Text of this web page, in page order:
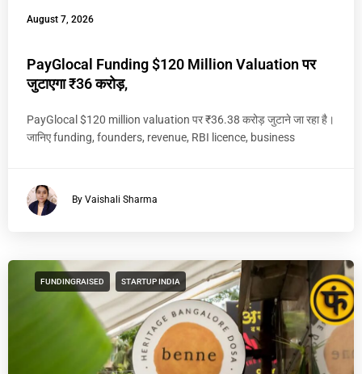
August 7, 2026
PayGlocal Funding $120 Million Valuation पर
जुटाएगा ₹36 करोड़,
PayGlocal $120 million valuation पर ₹36.38 करोड़ जुटाने जा रहा है।
जानिए funding, founders, revenue, RBI licence, business
By Vaishali Sharma
FUNDINGRAISED STARTUP INDIA